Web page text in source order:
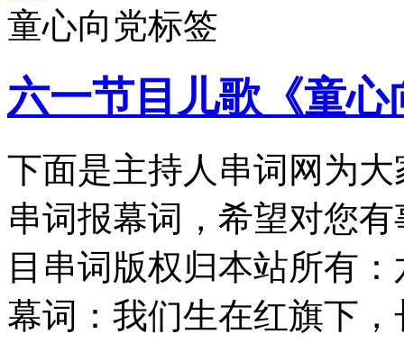
童心向党标签
六一节目儿歌《童
下面是主持人串词网为
串词报幕词，希望对您
目串词版权归本站所有
幕词：我们生在红旗下